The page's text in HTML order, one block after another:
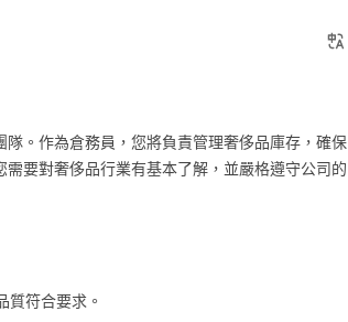
。作為倉務員，您將負責管理奢侈品庫存，確保
要對奢侈品行業有基本了解，並嚴格遵守公司的
質符合要求。